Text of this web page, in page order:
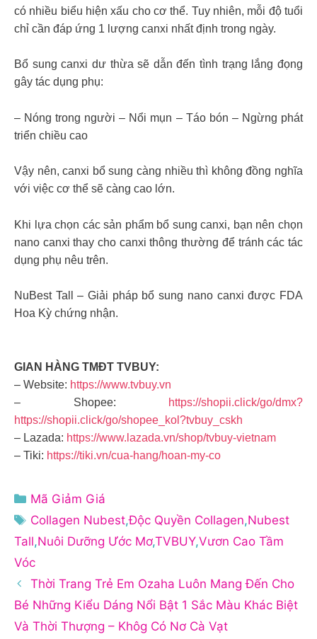
có nhiều biểu hiện xấu cho cơ thể. Tuy nhiên, mỗi độ tuổi
chỉ cần đáp ứng 1 lượng canxi nhất định trong ngày.
Bổ sung canxi dư thừa sẽ dẫn đến tình trạng lắng đọng
gây tác dụng phụ:
– Nóng trong người – Nổi mụn – Táo bón – Ngừng phát
triển chiều cao
Vậy nên, canxi bổ sung càng nhiều thì không đồng nghĩa
với việc cơ thể sẽ càng cao lớn.
Khi lựa chọn các sản phẩm bổ sung canxi, bạn nên chọn
nano canxi thay cho canxi thông thường để tránh các tác
dụng phụ nêu trên.
NuBest Tall – Giải pháp bổ sung nano canxi được FDA
Hoa Kỳ chứng nhận.
GIAN HÀNG TMĐT TVBUY:
– Website: https://www.tvbuy.vn
– Shopee:
https://shopii.click/go/dmx?
https://shopii.click/go/shopee_kol?tvbuy_cskh
– Lazada: https://www.lazada.vn/shop/tvbuy-vietnam
– Tiki: https://tiki.vn/cua-hang/hoan-my-co
Danh
mục
Mã Giảm Giá
Thẻ
Collagen Nubest,Độc Quyền Collagen,Nubest
Tall,Nuôi Dưỡng Ước Mơ,TVBUY,Vươn Cao Tầm
Vóc
Thời Trang Trẻ Em Ozaha Luôn Mang Đến Cho
Bé Những Kiểu Dáng Nổi Bật 1 Sắc Màu Khác Biệt
Và Thời Thượng – Khôg Có Nơ Cà Vạt